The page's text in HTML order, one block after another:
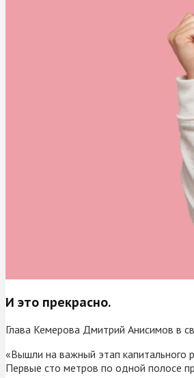
И это прекрасно.
Глава Кемерова Дмитрий Анисимов в
«Вышли на важный этап капитального
Первые сто метров по одной полосе